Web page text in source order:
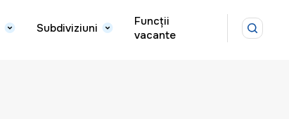
Subdiviziuni
Funcții
vacante